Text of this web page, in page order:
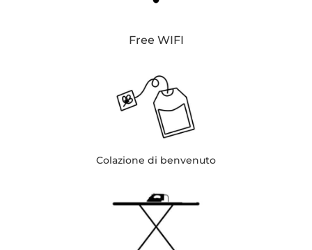
Free WIFI
Colazione di benvenuto